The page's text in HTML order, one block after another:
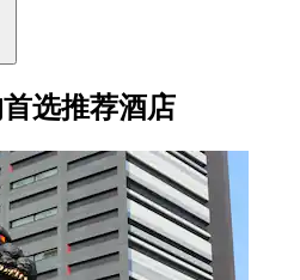
选推荐酒店